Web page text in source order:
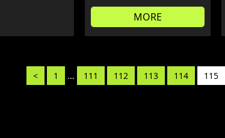
MORE
< 1 ... 111 112 113 114 115